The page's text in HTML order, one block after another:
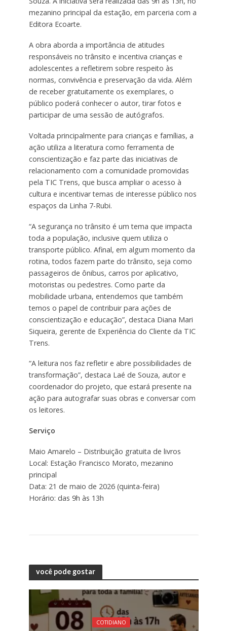
mezanino principal da estação, em parceria com a
Editora Ecoarte.
A obra aborda a importância de atitudes
responsáveis no trânsito e incentiva crianças e
adolescentes a refletirem sobre respeito às
normas, convivência e preservação da vida. Além
de receber gratuitamente os exemplares, o
público poderá conhecer o autor, tirar fotos e
participar de uma sessão de autógrafos.
Voltada principalmente para crianças e famílias, a
ação utiliza a literatura como ferramenta de
conscientização e faz parte das iniciativas de
relacionamento com a comunidade promovidas
pela TIC Trens, que busca ampliar o acesso à
cultura e incentivar temas de interesse público nos
espaços da Linha 7-Rubi.
“A segurança no trânsito é um tema que impacta
toda a população, inclusive quem utiliza o
transporte público. Afinal, em algum momento da
rotina, todos fazem parte do trânsito, seja como
passageiros de ônibus, carros por aplicativo,
motoristas ou pedestres. Como parte da
mobilidade urbana, entendemos que também
temos o papel de contribuir para ações de
conscientização e educação”, destaca Diana Mari
Siqueira, gerente de Experiência do Cliente da TIC
Trens.
“A leitura nos faz refletir e abre possibilidades de
transformação”, destaca Laé de Souza, autor e
coordenador do projeto, que estará presente na
ação para autografar suas obras e conversar com
os leitores.
Serviço
Maio Amarelo – Distribuição gratuita de livros
Local: Estação Francisco Morato, mezanino
principal
Data: 21 de maio de 2026 (quinta-feira)
Horário: das 9h às 13h
você pode gostar
COTIDIANO